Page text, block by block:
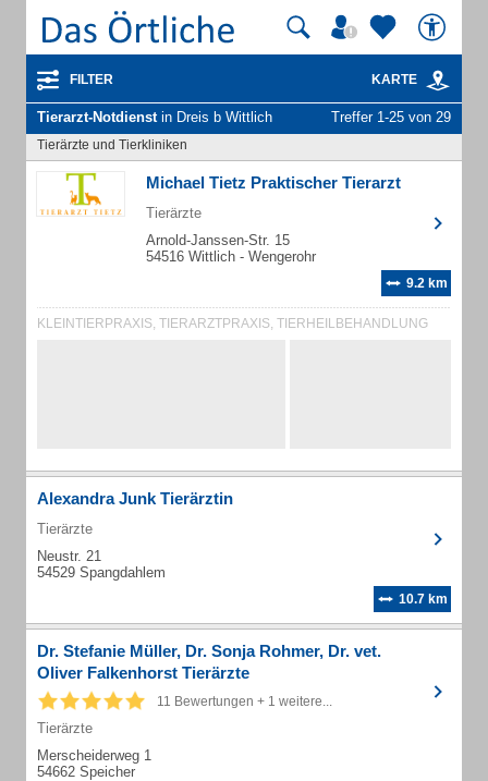
FILTER KARTE
Tierarzt-Notdienstin Dreis b Wittlich Treffer 1-25 von 29
Tierärzte und Tierkliniken
Michael Tietz Praktischer Tierarzt
Tierärzte
Arnold-Janssen-Str. 15
54516 Wittlich - Wengerohr
9.2 km
KLEINTIERPRAXIS, TIERARZTPRAXIS, TIERHEILBEHANDLUNG
Alexandra Junk Tierärztin
Tierärzte
Neustr. 21
54529 Spangdahlem
10.7 km
Dr. Stefanie Müller, Dr. Sonja Rohmer, Dr. vet.
Oliver Falkenhorst Tierärzte
11 Bewertungen + 1 weitere...
Tierärzte
Merscheiderweg 1
54662 Speicher